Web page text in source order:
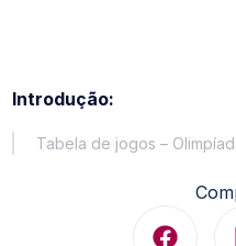
Introdução:
Tabela de jogos –